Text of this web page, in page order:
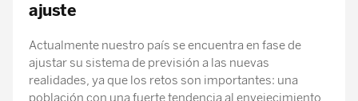
ajuste
Actualmente nuestro país se encuentra en fase de
ajustar su sistema de previsión a las nuevas
realidades, ya que los retos son importantes: una
población con una fuerte tendencia al envejecimiento